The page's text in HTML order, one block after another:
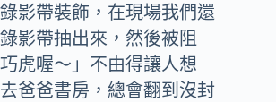
影帶裝飾，在現場我們還
影帶抽出來，然後被阻
虎喔～」不由得讓人想
爸爸書房，總會翻到沒封